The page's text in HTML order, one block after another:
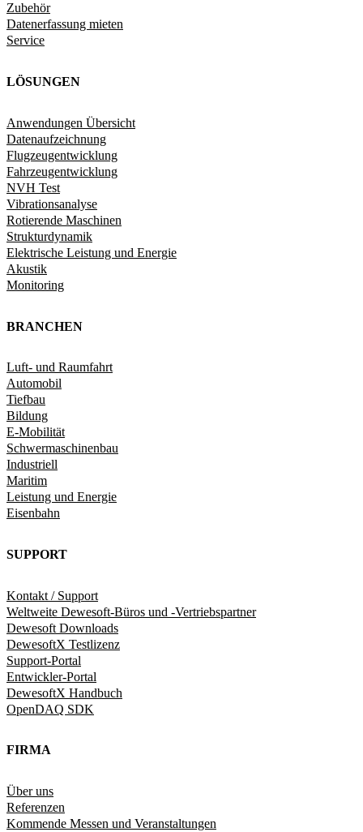
Zubehör
Datenerfassung mieten
Service
LÖSUNGEN
Anwendungen Übersicht
Datenaufzeichnung
Flugzeugentwicklung
Fahrzeugentwicklung​
NVH Test
Vibrationsanalyse
Rotierende Maschinen
Strukturdynamik​
Elektrische Leistung und Energie​
Akustik
Monitoring
BRANCHEN
Luft- und Raumfahrt
Automobil
Tiefbau
Bildung
E-Mobilität
Schwermaschinenbau
Industriell
Maritim
Leistung und Energie
Eisenbahn
SUPPORT
Kontakt / Support
Weltweite Dewesoft-Büros und -Vertriebspartner
Dewesoft Downloads
DewesoftX Testlizenz
Support-Portal
Entwickler-Portal
DewesoftX Handbuch
OpenDAQ SDK
FIRMA
Über uns
Referenzen
Kommende Messen und Veranstaltungen